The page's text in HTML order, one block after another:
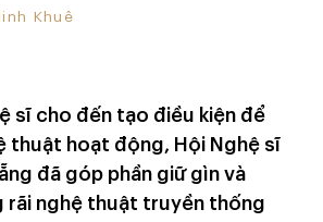
Khuê
sĩ cho đến tạo điều kiện để
thuật hoạt động, Hội Nghệ sĩ
đã góp phần giữ gìn và
rãi nghệ thuật truyền thống